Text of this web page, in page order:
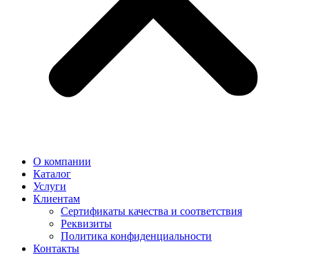
О компании
Каталог
Услуги
Клиентам
Сертификаты качества и соответствия
Реквизиты
Политика конфиден­циальности
Контакты